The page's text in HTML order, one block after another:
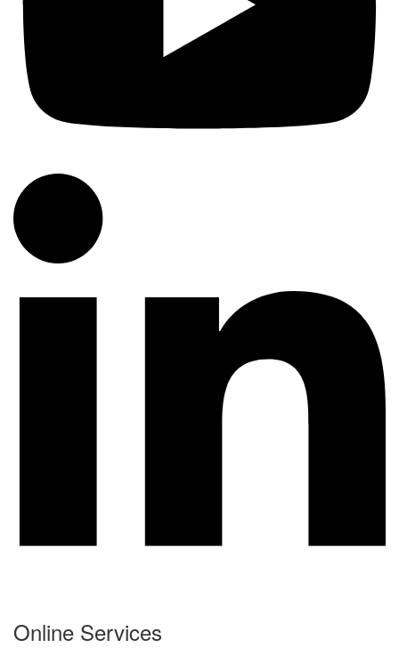
Online Services